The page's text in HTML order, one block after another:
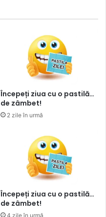
Începeți ziua cu o pastilă…
de zâmbet!
2 zile în urmă
Începeți ziua cu o pastilă…
de zâmbet!
4 zile în urmă